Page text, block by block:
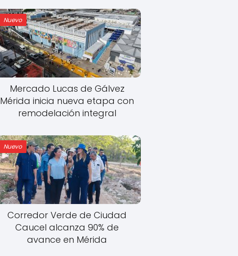
Nuevo
Mercado Lucas de Gálvez
Mérida inicia nueva etapa con
remodelación integral
Nuevo
Corredor Verde de Ciudad
Caucel alcanza 90% de
avance en Mérida